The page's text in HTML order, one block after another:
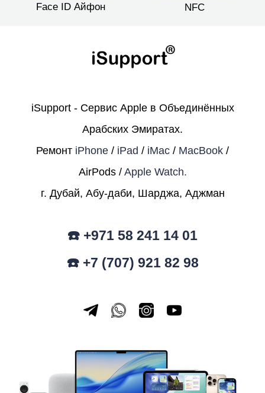
Face ID Айфон
NFC
iSupport - Сервис Apple в Объединённых
Арабских Эмиратах.
Ремонт iPhone / iPad / iMac / MacBook /
AirPods / Apple Watch.
г. Дубай, Абу-даби, Шарджа, Аджман
☎️ +971 58 241 14 01
☎️ +7 (707) 921 82 98